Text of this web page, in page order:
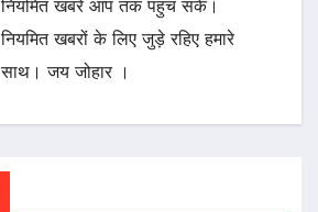
नियमित खबरें आप तक पहुंच सकें।
नियमित खबरों के लिए जुड़े रहिए हमारे
साथ। जय जोहार ।